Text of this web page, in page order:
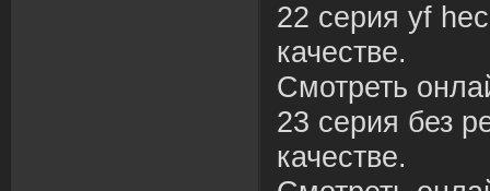
22 серия yf
качестве.
Смотреть
23 серия без
качестве.